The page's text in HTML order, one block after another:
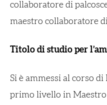
collaboratore di
maestro collaboratore
Titolo di studio per
Si è ammessi al corso
primo livello in